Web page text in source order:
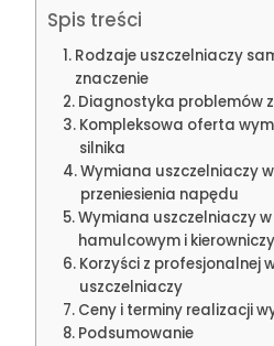
Spis treści
Rodzaje uszczelniaczy
znaczenie
Diagnostyka problemów
Kompleksowa oferta
silnika
Wymiana uszczelniaczy
przeniesienia napędu
Wymiana uszczelniaczy w
hamulcowym i
Korzyści z profesjonalnej
uszczelniaczy
Ceny i terminy realizacji
Podsumowanie